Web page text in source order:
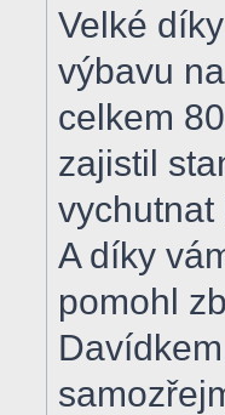
Velké
výbavu
celkem
zajistil
A díky
pomohl